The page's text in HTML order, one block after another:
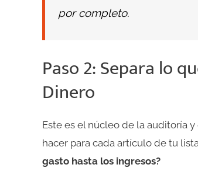
por completo.
Paso 2: Separa lo
Dinero
Este es el núcleo de la auditoría
hacer para cada artículo de tu
gasto hasta los ingresos?